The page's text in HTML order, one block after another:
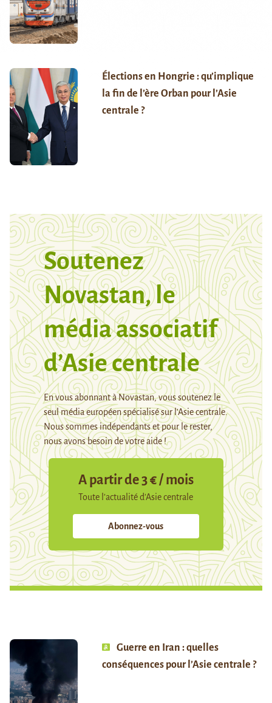
Élections en Hongrie : qu’implique
la fin de l’ère Orban pour l’Asie
centrale ?
Soutenez
Novastan, le
média associatif
d’Asie centrale
En vous abonnant à Novastan, vous soutenez le
seul média européen spécialisé sur l’Asie centrale.
Nous sommes indépendants et pour le rester,
nous avons besoin de votre aide !
A partir de 3 € / mois
Toute l’actualité d’Asie centrale
Abonnez-vous
Guerre en Iran : quelles
conséquences pour l’Asie centrale ?